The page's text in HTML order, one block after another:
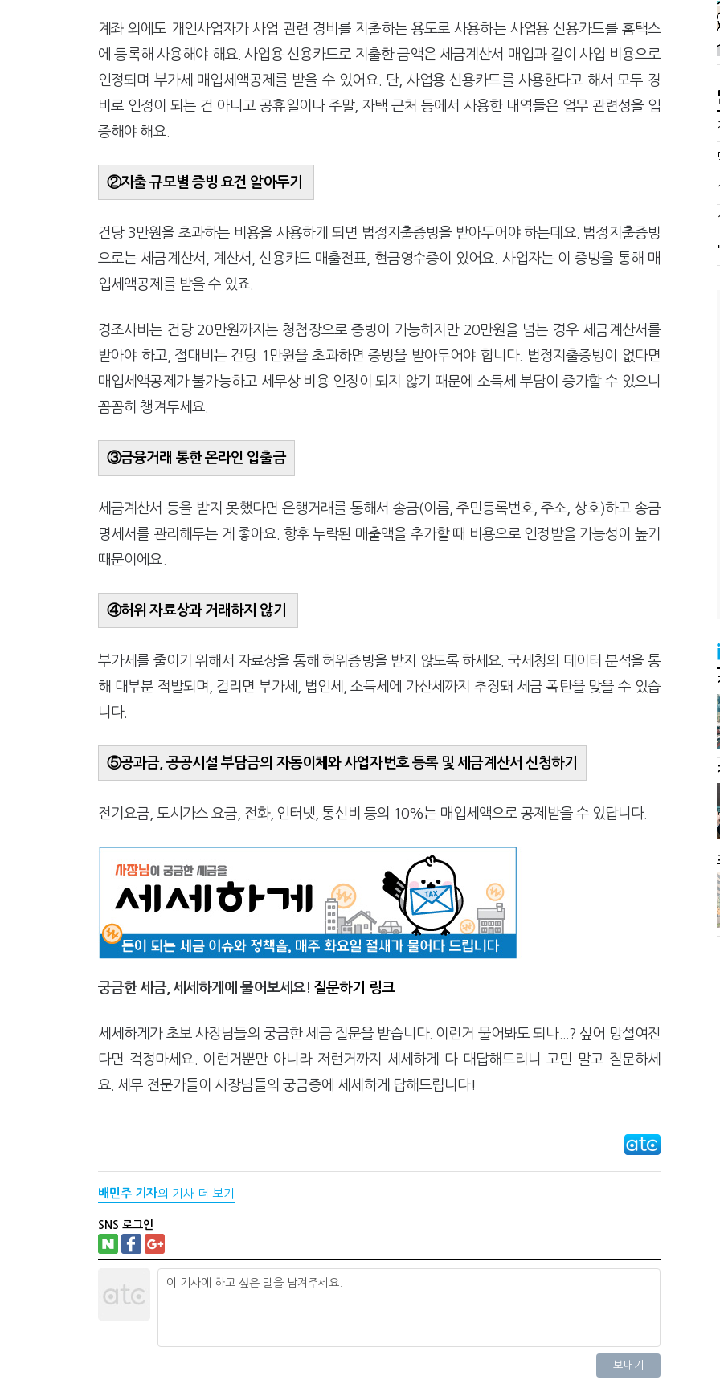
계좌 외에도 개인사업자가 사업 관련 경비를 지출하는 용도로 사용하는 사업용 신용카드를 홈택스
에 등록해 사용해야 해요. 사업용 신용카드로 지출한 금액은 세금계산서 매입과 같이 사업 비용으로
인정되며 부가세 매입세액공제를 받을 수 있어요. 단, 사업용 신용카드를 사용한다고 해서 모두 경
비로 인정이 되는 건 아니고 공휴일이나 주말, 자택 근처 등에서 사용한 내역들은 업무 관련성을 입
증해야 해요.
②지출 규모별 증빙 요건 알아두기
건당 3만원을 초과하는 비용을 사용하게 되면 법정지출증빙을 받아두어야 하는데요. 법정지출증빙
으로는 세금계산서, 계산서, 신용카드 매출전표, 현금영수증이 있어요. 사업자는 이 증빙을 통해 매
입세액공제를 받을 수 있죠.
경조사비는 건당 20만원까지는 청첩장으로 증빙이 가능하지만 20만원을 넘는 경우 세금계산서를
받아야 하고, 접대비는 건당 1만원을 초과하면 증빙을 받아두어야 합니다. 법정지출증빙이 없다면
매입세액공제가 불가능하고 세무상 비용 인정이 되지 않기 때문에 소득세 부담이 증가할 수 있으니
꼼꼼히 챙겨두세요.
③금융거래 통한 온라인 입출금
세금계산서 등을 받지 못했다면 은행거래를 통해서 송금(이름, 주민등록번호, 주소, 상호)하고 송금
명세서를 관리해두는 게 좋아요. 향후 누락된 매출액을 추가할 때 비용으로 인정받을 가능성이 높기
때문이에요.
④허위 자료상과 거래하지 않기
부가세를 줄이기 위해서 자료상을 통해 허위증빙을 받지 않도록 하세요. 국세청의 데이터 분석을 통
해 대부분 적발되며, 걸리면 부가세, 법인세, 소득세에 가산세까지 추징돼 세금 폭탄을 맞을 수 있습
니다.
⑤공과금, 공공시설 부담금의 자동이체와 사업자번호 등록 및 세금계산서 신청하기
전기요금, 도시가스 요금, 전화, 인터넷, 통신비 등의 10%는 매입세액으로 공제받을 수 있답니다.
궁금한 세금, 세세하게에 물어보세요! 질문하기 링크
세세하게가 초보 사장님들의 궁금한 세금 질문을 받습니다. 이런거 물어봐도 되나...? 싶어 망설여진
다면 걱정마세요. 이런거뿐만 아니라 저런거까지 세세하게 다 대답해드리니 고민 말고 질문하세
요. 세무 전문가들이 사장님들의 궁금증에 세세하게 답해드립니다!
배민주 기자의 기사 더 보기
SNS 로그인